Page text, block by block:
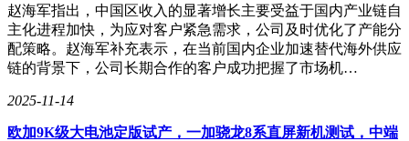
赵海军指出，中国区收入的显著增长主要受益于国内产业链自
主化进程加快，为应对客户紧急需求，公司及时优化了产能分
配策略。赵海军补充表示，在当前国内企业加速替代海外供应
链的背景下，公司长期合作的客户成功把握了市场机…
2025-11-14
欧加9K级大电池定版试产，一加骁龙8系直屏新机测试，中端